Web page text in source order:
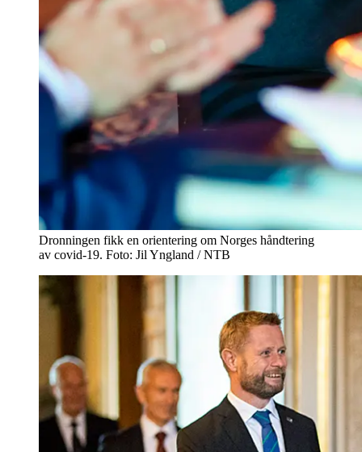
Dronningen fikk en orientering om Norges håndtering
av covid-19. Foto: Jil Yngland / NTB